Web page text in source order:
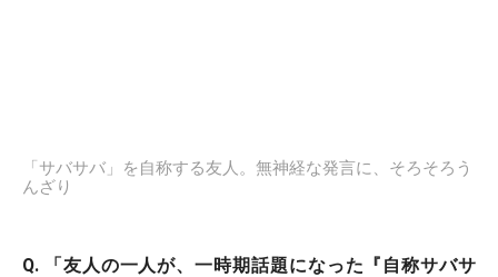
「サバサバ」を自称する友人。無神経な発言に、そろそろう
んざり
Q. 「友人の一人が、一時期話題になった『自称サバサ